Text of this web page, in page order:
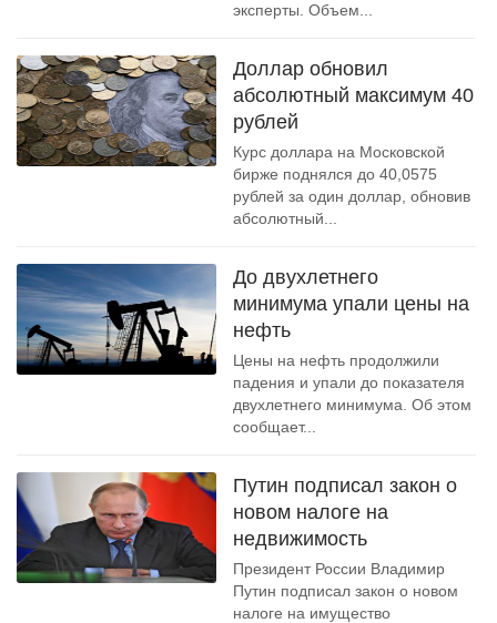
эксперты. Объем...
Доллар обновил
абсолютный максимум 40
рублей
Курс доллара на Московской
бирже поднялся до 40,0575
рублей за один доллар, обновив
абсолютный...
До двухлетнего
минимума упали цены на
нефть
Цены на нефть продолжили
падения и упали до показателя
двухлетнего минимума. Об этом
сообщает...
Путин подписал закон о
новом налоге на
недвижимость
Президент России Владимир
Путин подписал закон о новом
налоге на имущество